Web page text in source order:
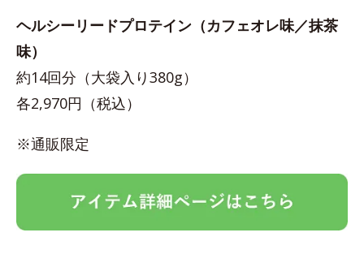
ヘルシーリードプロテイン（カフェオレ味／抹茶
味）
約14回分（大袋入り380g）
各2,970円（税込）
※通販限定